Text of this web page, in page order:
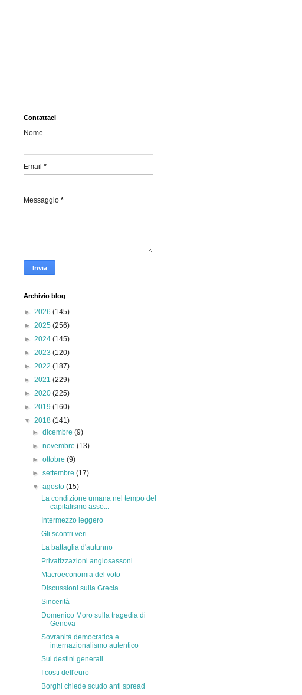
Contattaci
Nome
Email *
Messaggio *
Archivio blog
► 2026 (145)
► 2025 (256)
► 2024 (145)
► 2023 (120)
► 2022 (187)
► 2021 (229)
► 2020 (225)
► 2019 (160)
▼ 2018 (141)
►dicembre(9)
►novembre(13)
►ottobre(9)
►settembre(17)
▼agosto(15)
La condizione umana nel tempo del
capitalismo asso...
Intermezzo leggero
Gli scontri veri
La battaglia d'autunno
Privatizzazioni anglosassoni
Macroeconomia del voto
Discussioni sulla Grecia
Sincerità
Domenico Moro sulla tragedia di
Genova
Sovranità democratica e
internazionalismo autentico
Sui destini generali
I costi dell'euro
Borghi chiede scudo anti spread